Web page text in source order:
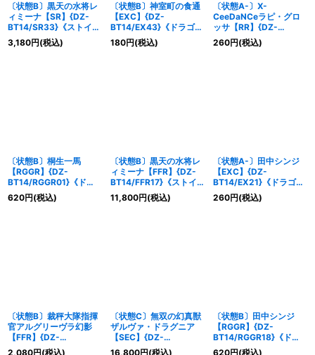
〔状態B〕黒天の水将レ
ィミーナ【SR】{DZ-
BT14/SR33}《ストイケ
イア》
3,180円(税込)
〔状態B〕神室町の食通
【EXC】{DZ-
BT14/EX43}《ドラゴン
エンパイア》
180円(税込)
〔状態A-〕X-
CeeDaNCeラピ・グロ
ッサ【RR】{DZ-
BT14/042}《リリカル
モナステリオ》
260円(税込)
〔状態B〕桐生一馬
【RGGR】{DZ-
BT14/RGGR01}《ドラ
ゴンエンパイア》
620円(税込)
〔状態B〕黒天の水将レ
ィミーナ【FFR】{DZ-
BT14/FFR17}《ストイ
ケイア》
11,800円(税込)
〔状態A-〕田中シンジ
【EXC】{DZ-
BT14/EX21}《ドラゴン
エンパイア》
260円(税込)
〔状態B〕裁秤大隊指揮
官アルグリーヴラ幻影
【FFR】{DZ-
BT14/FFR10}《ブラン
2,080円(税込)
〔状態C〕無双の幻真獣
ザルヴァ・ドラグニア
【SEC】{DZ-
BT14/SEC02}《ドラゴ
16,800円(税込)
〔状態B〕田中シンジ
【RGGR】{DZ-
BT14/RGGR18}《ドラ
ゴンエンパイア》
620円(税込)